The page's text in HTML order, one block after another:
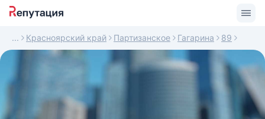
Красноярский край Партизанское Гагарина 89